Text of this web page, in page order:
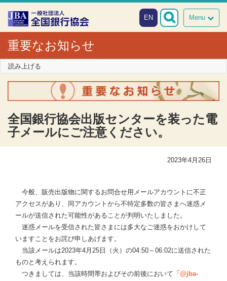
本文へスキップ
障がい者向け相談窓口
Menu
EN
重要なお知らせ
読み上げる
全国銀行協会出版センターを装った電
子メールにご注意ください。
2023年4月26日
今般、販売出版物に関するお問合せ用メールアカウントに不正
アクセスがあり、同アカウントから不特定多数の皆さまへ迷惑メ
ールが送信された可能性があることが判明いたしました。
迷惑メールを受信された皆さまには多大なご迷惑をおかけして
いますことをお詫び申しあげます。
当該メールは2023年4月25日（火）の04:50～06:02に送信された
ものと考えられます。
つきましては、当該時間帯およびその前後において 「@jba-